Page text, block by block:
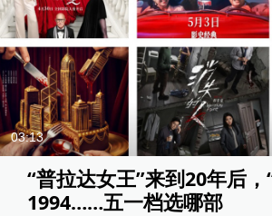
03:13
“普拉达女王”来到20年后，
1994……五一档选哪部